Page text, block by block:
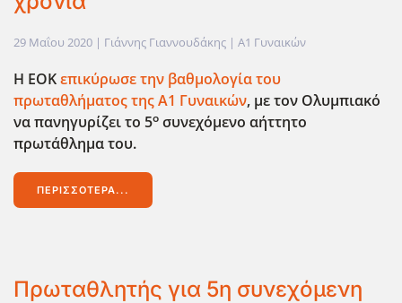
29 Μαΐου 2020 | Γιάννης Γιαννουδάκης | Α1 Γυναικών
Η ΕΟΚεπικύρωσε την βαθμολογία του
πρωταθλήματος της Α1 Γυναικών, με τον Ολυμπιακό
να πανηγυρίζει το 5ο συνεχόμενο αήττητο
πρωτάθλημα του.
ΠΕΡΙΣΣΌΤΕΡΑ...
Πρωταθλητής για 5η συνεχόμενη